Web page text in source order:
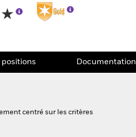
positions Documentation
centré sur les critères